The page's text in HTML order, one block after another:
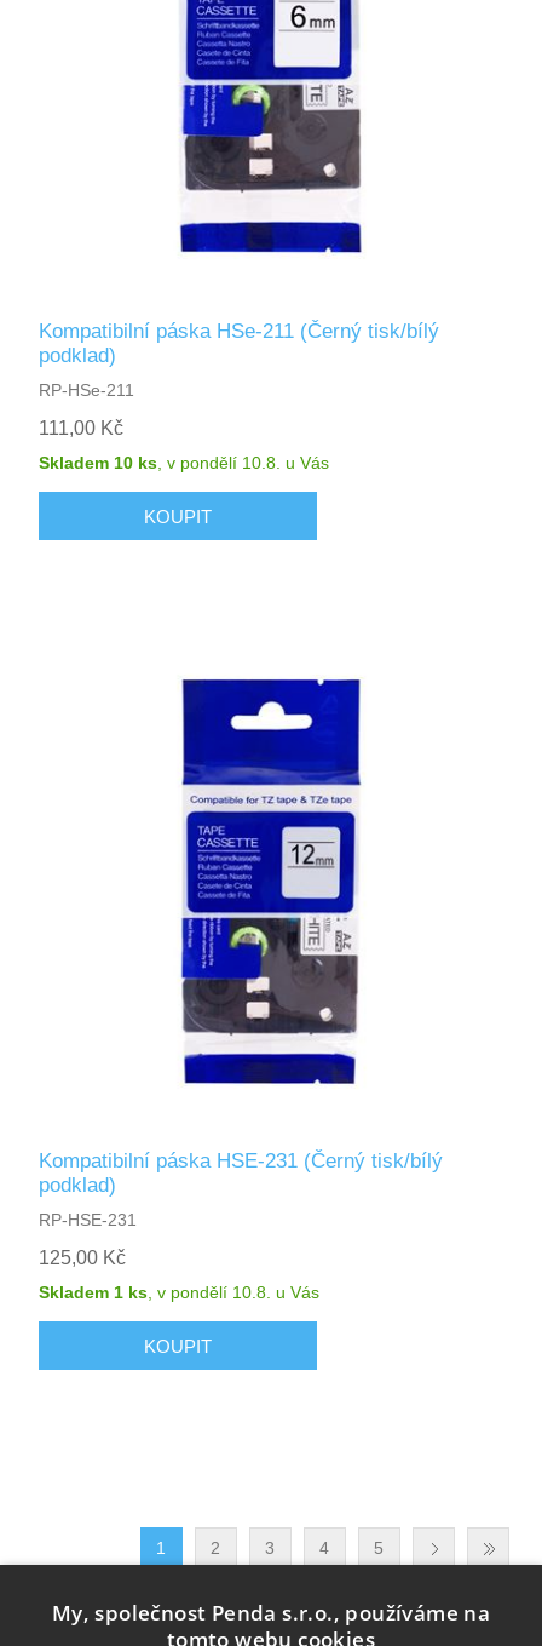
Kompatibilní páska HSe-211 (Černý tisk/bílý
podklad)
RP-HSe-211
111,00 Kč
Skladem 10 ks ,v pondělí 10.8. u Vás
Kompatibilní páska HSE-231 (Černý tisk/bílý
podklad)
RP-HSE-231
125,00 Kč
Skladem 1 ks,v pondělí 10.8. u Vás
1 2 3 4 5
My, společnost Penda s.r.o., používáme na
tomto webu cookies